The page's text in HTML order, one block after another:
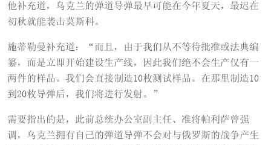
他补充道，乌克兰的弹道导弹最早可能在今年夏天，最迟在
初秋就能袭击莫斯科。
施蒂勒曼补充道：“而且，由于我们从不等待批准或法典编
纂，而是立即开始建设生产线，因此我们绝不会生产仅有一
两件的样品。我们会直接制造10枚测试样品。在那里制造10
到20枚导弹后，我们将进行发射。”
需要指出的是，此前总统办公室副主任、准将帕利萨曾强
调，乌克兰拥有自己的弹道导弹不会对与俄罗斯的战争产生